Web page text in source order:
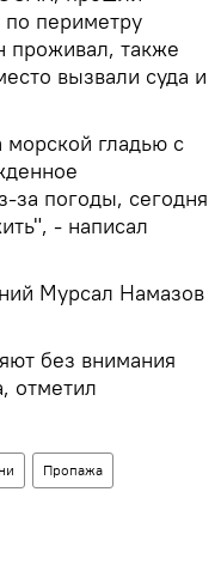
по периметру
проживал, также
вызвали суда и
морской гладью с
за погоды, сегодня
- написал
Мурсал Намазов
без внимания
отметил
Пропажа